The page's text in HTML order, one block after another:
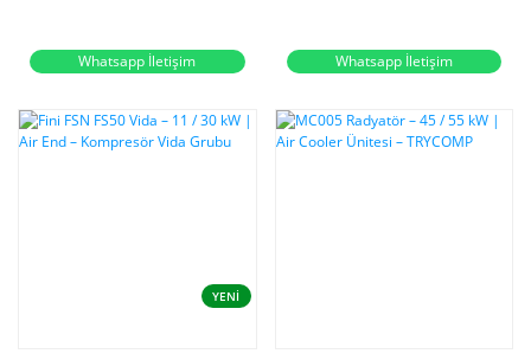
Whatsapp İletişim Whatsapp İletişim
YENİ